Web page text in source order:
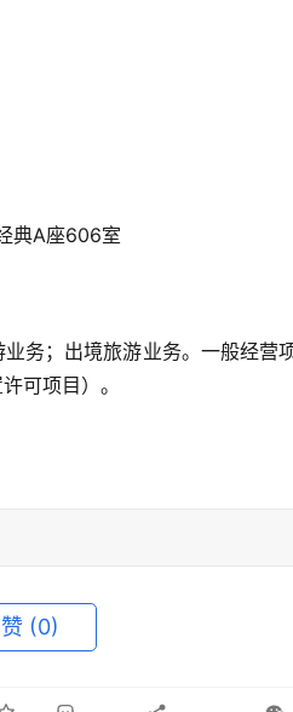
典A座606室
务；出境旅游业务。一般经营
可项目）。
(0)